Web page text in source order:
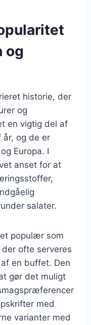
og
historie, der
og
en vigtig del af
år, og de er
Europa. I
anset for at
salater.
populær som
ofte serveres
en buffet. Den
gør det muligt
med
varianter med